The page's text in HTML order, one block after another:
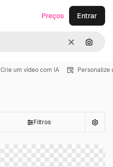
Limpar
Preços Entrar
Crie um vídeo com IA Personalize
Filtros